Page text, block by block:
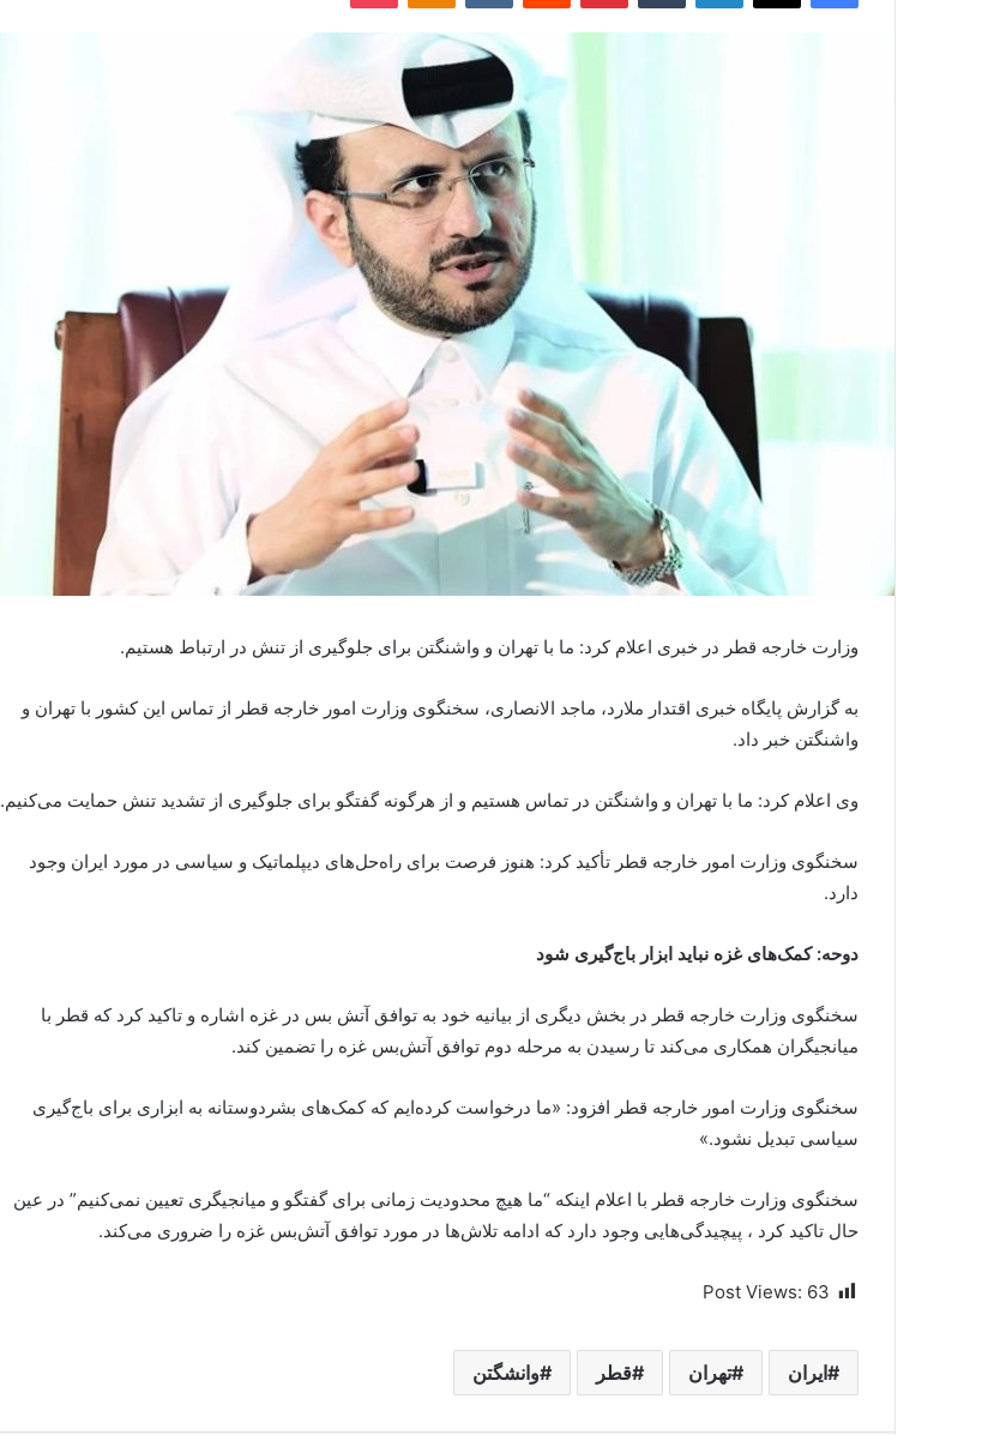
وزارت خارجه قطر در خبری اعلام کرد: ما با تهران و واشنگتن برای جلوگیری از تنش در ارتباط هستیم.
به گزارش پایگاه خبری اقتدار ملارد، ماجد الانصاری، سخنگوی وزارت امور خارجه قطر از تماس این کشور با تهران و‌
واشنگتن خبر داد.
وی اعلام کرد: ما با تهران و واشنگتن در تماس هستیم و از هرگونه گفتگو برای جلوگیری از تشدید تنش حمایت می‌کنیم.
سخنگوی وزارت امور خارجه قطر تأکید کرد: هنوز فرصت برای راه‌حل‌های دیپلماتیک و سیاسی در مورد ایران وجود
دارد.
دوحه: کمک‌های غزه نباید ابزار باج‌گیری شود
سخنگوی وزارت خارجه قطر در بخش دیگری از بیانیه خود به توافق آتش بس در غزه اشاره و تاکید کرد که قطر با
میانجیگران همکاری می‌کند تا رسیدن به مرحله دوم توافق آتش‌بس غزه را تضمین کند.
سخنگوی وزارت امور خارجه قطر افزود: «ما درخواست کرده‌ایم که کمک‌های بشردوستانه به ابزاری برای باج‌گیری
سیاسی تبدیل نشود.»
سخنگوی وزارت خارجه قطر با اعلام اینکه “ما هیچ محدودیت زمانی برای گفتگو و میانجیگری تعیین نمی‌کنیم” در عین
حال تاکید کرد ، پیچیدگی‌هایی وجود دارد که ادامه تلاش‌ها در مورد توافق آتش‌بس غزه را ضروری می‌کند.
Post Views: 63
ایران تهران قطر وانشگتن